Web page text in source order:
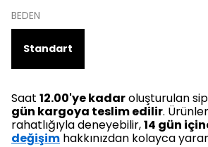
BEDEN
Standart
Saat 12.00'ye kadaroluşturulan
gün kargoya teslim edilir.
rahatlığıyla deneyebilir,14 gün
değişim hakkınızdan kolayca